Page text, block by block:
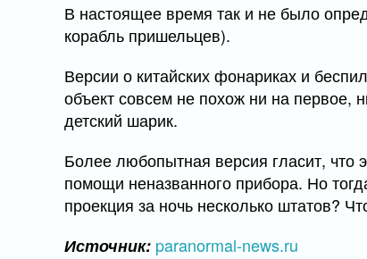
В настоящее время так и не было
корабль пришельцев).
Версии о китайских фонариках и
объект совсем не похож ни на первое,
детский шарик.
Более любопытная версия гласит, что
помощи неназванного прибора. Но
проекция за ночь несколько штатов?
Источник: paranormal-news.ru